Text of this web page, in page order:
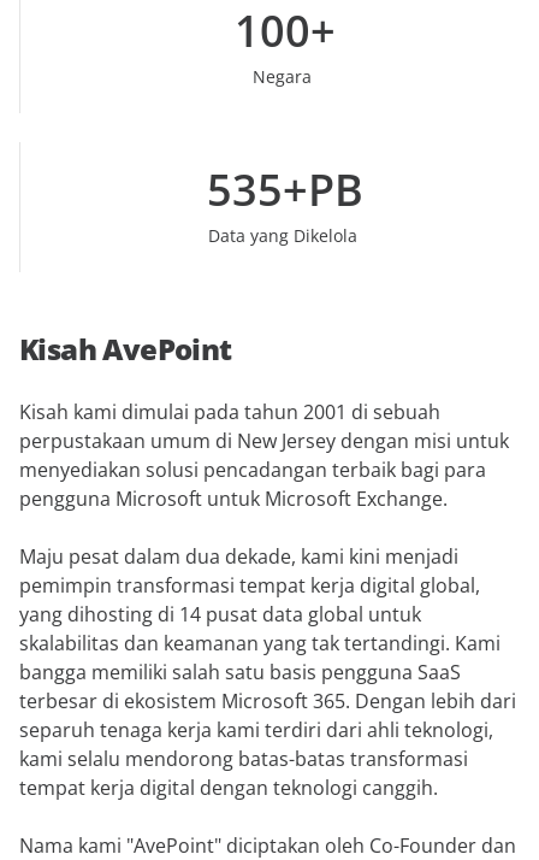
100+
Negara
535+PB
Data yang Dikelola
Kisah AvePoint
Kisah kami dimulai pada tahun 2001 di sebuah
perpustakaan umum di New Jersey dengan misi untuk
menyediakan solusi pencadangan terbaik bagi para
pengguna Microsoft untuk Microsoft Exchange.
Maju pesat dalam dua dekade, kami kini menjadi
pemimpin transformasi tempat kerja digital global,
yang dihosting di 14 pusat data global untuk
skalabilitas dan keamanan yang tak tertandingi. Kami
bangga memiliki salah satu basis pengguna SaaS
terbesar di ekosistem Microsoft 365. Dengan lebih dari
separuh tenaga kerja kami terdiri dari ahli teknologi,
kami selalu mendorong batas-batas transformasi
tempat kerja digital dengan teknologi canggih.
Nama kami "AvePoint" diciptakan oleh Co-Founder dan